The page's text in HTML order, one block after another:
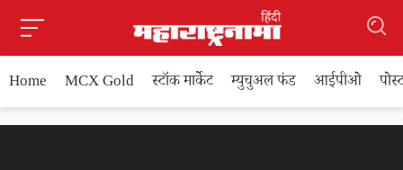
Home MCX Gold स्टॉक मार्केट म्युचुअल फंड आईपीओ